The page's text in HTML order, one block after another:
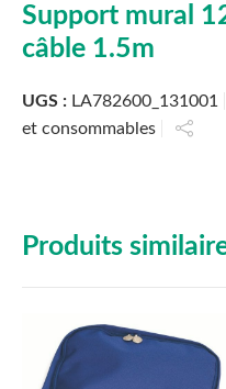
Support mural
câble 1.5m
UGS : LA782600_131001
et consommables
Produits